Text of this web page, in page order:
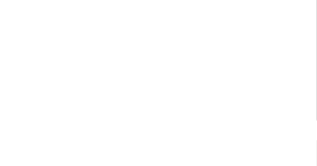
que ficou sem saber como agir nos primeiros